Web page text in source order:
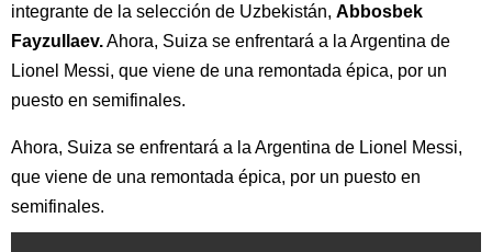
integrante de la selección de Uzbekistán, Abbosbek
Fayzullaev.Ahora, Suiza se enfrentará a la Argentina de
Lionel Messi, que viene de una remontada épica, por un
puesto en semifinales.
Ahora, Suiza se enfrentará a la Argentina de Lionel Messi,
que viene de una remontada épica, por un puesto en
semifinales.